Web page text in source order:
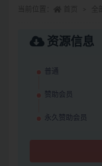
资源信息
普通
赞助会员
永久赞助会员